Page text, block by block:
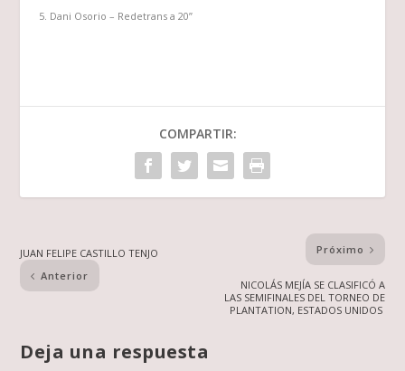
Dani Osorio – Redetrans a 20”
COMPARTIR:
JUAN FELIPE CASTILLO TENJO
Anterior
Próximo
NICOLÁS MEJÍA SE CLASIFICÓ A
LAS SEMIFINALES DEL TORNEO DE
PLANTATION, ESTADOS UNIDOS
Deja una respuesta